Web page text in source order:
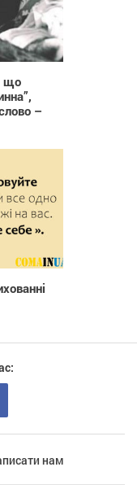
60 184
що
–
нам